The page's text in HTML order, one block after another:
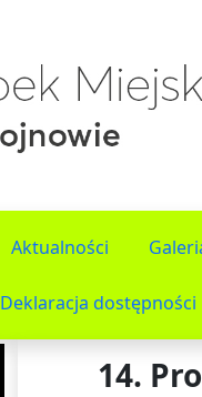
Aktualności
Deklaracja dostępności
14.